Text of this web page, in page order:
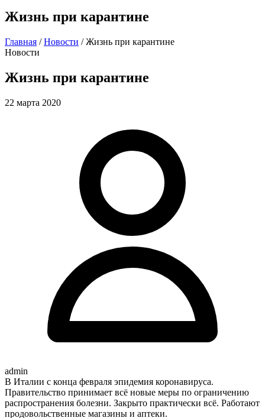
Жизнь при карантине
Главная / Новости / Жизнь при карантине
Новости
Жизнь при карантине
22 марта 2020
admin
В Италии с конца февраля эпидемия коронавируса.
Правительство принимает всё новые меры по ограничению
распространения болезни. Закрыто практически всё. Работают
продовольственные магазины и аптеки.